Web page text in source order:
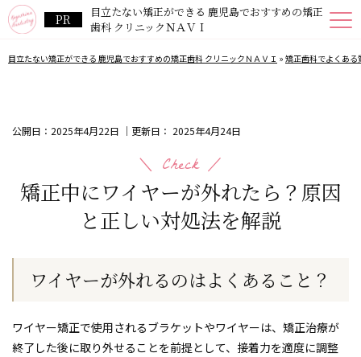
目立たない矯正ができる 鹿児島でおすすめの矯正
歯科 クリニックＮＡＶＩ
目立たない矯正ができる 鹿児島でおすすめの矯正歯科 クリニックＮＡＶＩ » 矯正歯科でよくある
公開日： 2025年4月22日 ｜更新日： 2025年4月24日
矯正中にワイヤーが外れたら？原因
と正しい対処法を解説
ワイヤーが外れるのはよくあること？
ワイヤー矯正で使用されるブラケットやワイヤーは、矯正治療が
終了した後に取り外せることを前提として、接着力を適度に調整